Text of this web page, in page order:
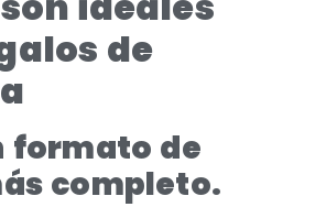
de
formato de
completo.